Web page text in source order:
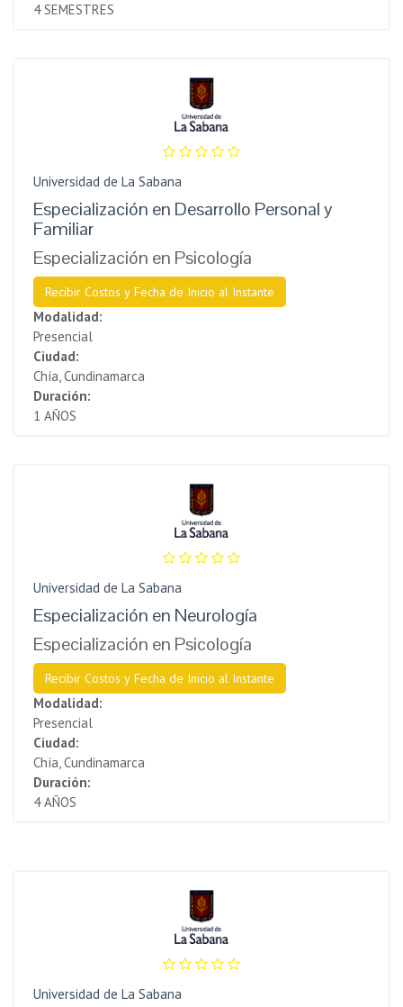
4 SEMESTRES
Universidad de La Sabana
Especialización en Desarrollo Personal y
Familiar
Especialización en Psicología
Recibir Costos y Fecha de Inicio al Instante
Modalidad:
Presencial
Ciudad:
Chía, Cundinamarca
Duración:
1 AÑOS
Universidad de La Sabana
Especialización en Neurología
Especialización en Psicología
Recibir Costos y Fecha de Inicio al Instante
Modalidad:
Presencial
Ciudad:
Chía, Cundinamarca
Duración:
4 AÑOS
Universidad de La Sabana